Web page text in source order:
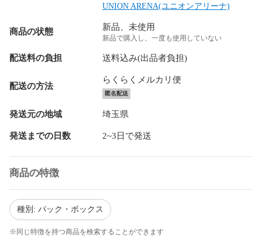
UNION ARENA(ユニオンアリーナ)
商品の状態 新品、未使用
新品で購入し、一度も使用していない
配送料の負担 送料込み(出品者負担)
配送の方法
らくらくメルカリ便
匿名配送
発送元の地域 埼玉県
発送までの日数 2~3日で発送
商品の特徴
種別: パック・ボックス
※同じ特徴を持つ商品を検索することができます